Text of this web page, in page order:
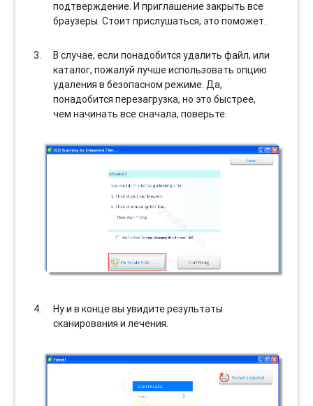
подтверждение. И приглашение закрыть все
браузеры. Стоит прислушаться, это поможет.
В случае, если понадобится удалить файл, или
каталог, пожалуй лучше использовать опцию
удаления в безопасном режиме. Да,
понадобится перезагрузка, но это быстрее,
чем начинать все сначала, поверьте.
Ну и в конце вы увидите результаты
сканирования и лечения.